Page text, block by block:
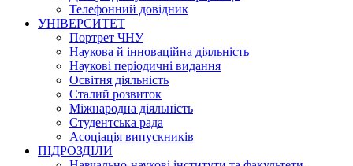
Телефонний довідник
УНІВЕРСИТЕТ
Портрет ЧНУ
Наукова й інноваційна діяльність
Наукові періодичні видання
Освітня діяльність
Сталий розвиток
Міжнародна діяльність
Студентська рада
Асоціація випускників
ПІДРОЗДІЛИ